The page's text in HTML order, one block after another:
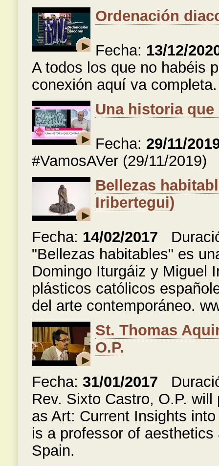
Ordenación
Fecha: 13/12/
A todos los que no habéis
conexión aquí va completa.
Una historia que
Fecha: 29/11/
#VamosAVer (29/11/2019)
Bellezas
Iribertegui)
Fecha: 14/02/2017
"Bellezas habitables" es
Domingo Iturgáiz y Miguel
plásticos católicos
del arte contemporáneo.
St. Thomas
O.P.
Fecha: 31/01/2017
Rev. Sixto Castro, O.P.
as Art: Current Insights
is a professor of
Spain.